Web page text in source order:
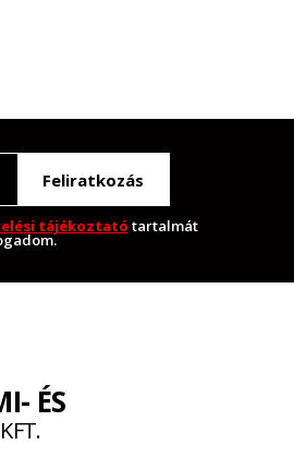
Feliratkozás
tájékoztató tartalmát
ÉS